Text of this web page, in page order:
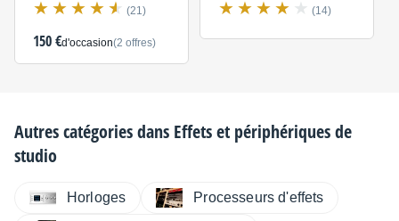
(21)
150 €d'occasion(2 offres)
(14)
Autres catégories dans Effets et périphériques de
studio
Horloges Processeurs d'effets